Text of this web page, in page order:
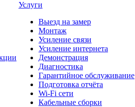
Услуги
Выезд на замер
Монтаж
Усиление связи
Усиление интернета
Демонстрация
Диагностика
Гарантийное обслуживание
Подготовка отчёта
Wi-Fi сети
Кабельные сборки